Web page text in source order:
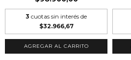
3 cuotas sin interés de
$32.966,67
AGREGAR AL CARRITO